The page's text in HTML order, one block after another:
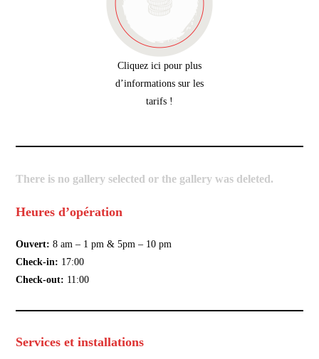
Cliquez ici pour plus
d’informations sur les
tarifs !
There is no gallery selected or the gallery was deleted.
Heures d’opération
Ouvert: 8 am – 1 pm & 5pm – 10 pm
Check-in: 17:00
Check-out: 11:00
Services et installations